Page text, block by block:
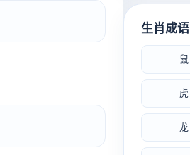
生肖成语
鼠
虎
龙